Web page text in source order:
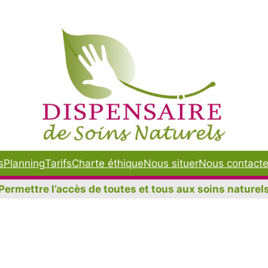
PlanningTarifsCharte éthiqueNous situerNous
l’accès de toutes et tous aux soins